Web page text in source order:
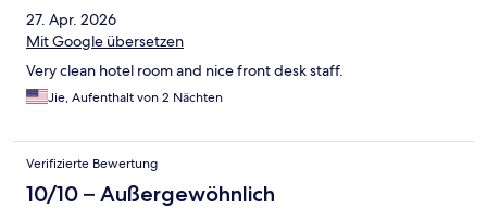
27. Apr. 2026
Mit Google übersetzen
Very clean hotel room and nice front desk staff.
Jie, Aufenthalt von 2 Nächten
Verifizierte Bewertung
10/10 – Außergewöhnlich